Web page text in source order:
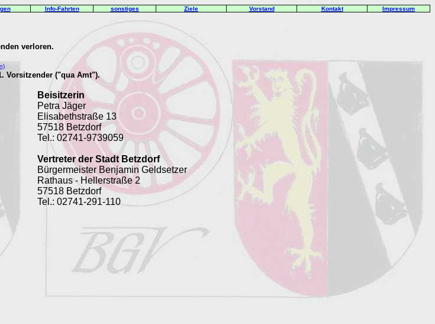
Info-Fahrten sonstiges Ziele Vorstand Kontakt Impressum
verloren.
Vorsitzender ("qua Amt").
Beisitzerin
Petra Jäger
Elisabethstraße 13
57518 Betzdorf
Tel.: 02741-9739059
Vertreter der Stadt Betzdorf
Bürgermeister Benjamin Geldsetzer
Rathaus - Hellerstraße 2
57518 Betzdorf
Tel.: 02741-291-110